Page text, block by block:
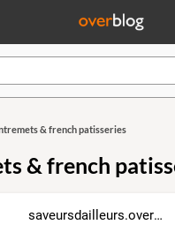
& french patisseries
& french
saveursdailleurs.over-blog.com